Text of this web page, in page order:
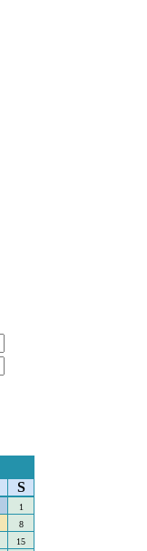
S
1
8
15